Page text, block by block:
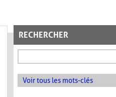
RECHERCHER
Voir tous les mots-clés